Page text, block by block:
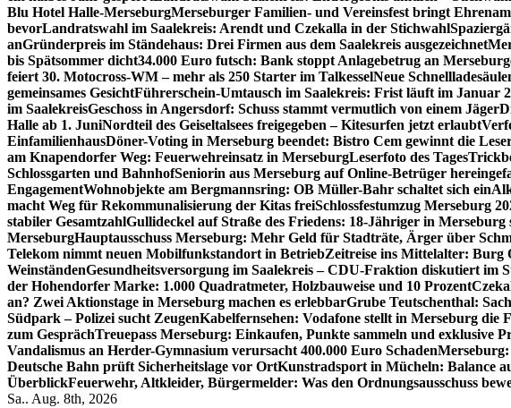
Blu Hotel Halle-MerseburgMerseburger Familien- und Vereinsfest bringt
bevorLandratswahl im Saalekreis: Arendt und Czekalla in der Stichwahl
anGründerpreis im Ständehaus: Drei Firmen aus dem Saalekreis ausgezeichnet
bis Spätsommer dicht34.000 Euro futsch: Bank stoppt Anlagebetrug an
feiert 30. Motocross-WM – mehr als 250 Starter im TalkesselNeue
gemeinsames GesichtFührerschein-Umtausch im Saalekreis: Frist läuft im Januar
im SaalekreisGeschoss in Angersdorf: Schuss stammt vermutlich von einem Jäger
Halle ab 1. JuniNordteil des Geiseltalsees freigegeben – Kitesurfen jetzt erlaubt
EinfamilienhausDöner-Voting in Merseburg beendet: Bistro Cem gewinnt die
am Knapendorfer Weg: Feuerwehreinsatz in MerseburgLeserfoto des Tages
Schlossgarten und BahnhofSeniorin aus Merseburg auf Online-Betrüger
EngagementWohnobjekte am Bergmannsring: OB Müller-Bahr schaltet sich ein
macht Weg für Rekommunalisierung der Kitas freiSchlossfestumzug Merseburg
stabiler GesamtzahlGullideckel auf Straße des Friedens: 18-Jähriger in Merseburg
MerseburgHauptausschuss Merseburg: Mehr Geld für Stadträte, Ärger über
Telekom nimmt neuen Mobilfunkstandort in BetriebZeitreise ins Mittelalter: Burg
WeinständenGesundheitsversorgung im Saalekreis – CDU-Fraktion diskutiert im
der Hohendorfer Marke: 1.000 Quadratmeter, Holzbauweise und 10 Prozent
an? Zwei Aktionstage in Merseburg machen es erlebbarGrube Teutschenthal:
Südpark – Polizei sucht ZeugenKabelfernsehen: Vodafone stellt in Merseburg die
zum GesprächTreuepass Merseburg: Einkaufen, Punkte sammeln und exklusive
Vandalismus an Herder-Gymnasium verursacht 400.000 Euro Schaden
Deutsche Bahn prüft Sicherheitslage vor OrtKunstradsport in Mücheln: Balance
ÜberblickFeuerwehr, Altkleider, Bürgermelder: Was den Ordnungsausschuss
Sa.. Aug. 8th, 2026